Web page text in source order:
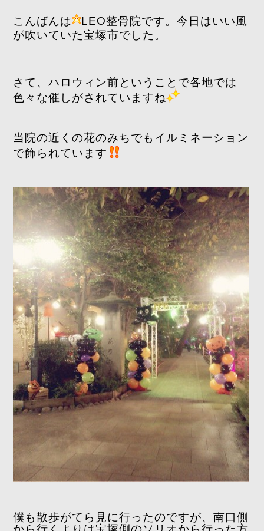
こんばんは
LEO整骨院です。今日はいい風
が吹いていた宝塚市でした。
さて、ハロウィン前ということで各地では
色々な催しがされていますね
当院の近くの花のみちでもイルミネーション
で飾られています
僕も散歩がてら見に行ったのですが、南口側